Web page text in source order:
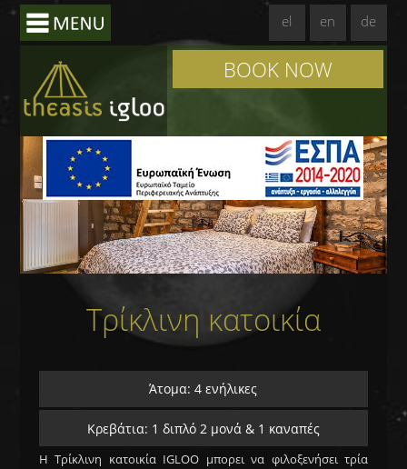
de
en
el
BOOK NOW
Τρίκλινη κατοικία
Άτομα: 4 ενήλικες
Κρεβάτια: 1 διπλό 2 μονά & 1 καναπές
Η Τρίκλινη κατοικία IGLOO μπορει να φιλοξενήσει τρία